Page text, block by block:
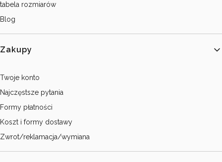
tabela rozmiarów
Blog
Zakupy
Twoje konto
Najczęstsze pytania
Formy płatności
Koszt i formy dostawy
Zwrot/reklamacja/wymiana